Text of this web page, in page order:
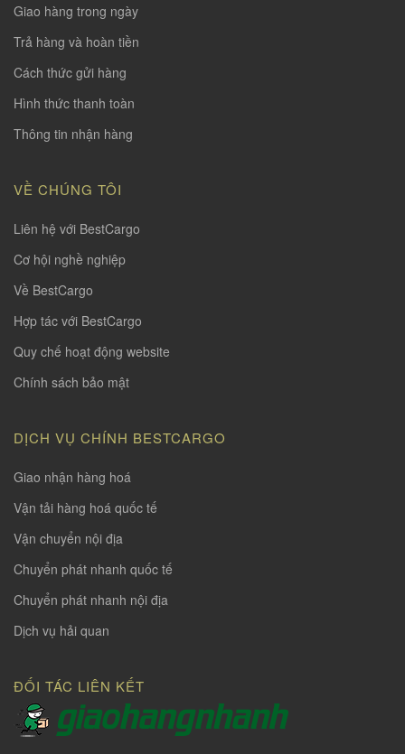
Giao hàng trong ngày
Trả hàng và hoàn tiền
Cách thức gửi hàng
Hình thức thanh toàn
Thông tin nhận hàng
VỀ CHÚNG TÔI
Liên hệ với BestCargo
Cơ hội nghề nghiệp
Về BestCargo
Hợp tác với BestCargo
Quy chế hoạt động website
Chính sách bảo mật
DỊCH VỤ CHÍNH BESTCARGO
Giao nhận hàng hoá
Vận tải hàng hoá quốc tế
Vận chuyển nội địa
Chuyển phát nhanh quốc tế
Chuyển phát nhanh nội địa
Dịch vụ hải quan
ĐỐI TÁC LIÊN KẾT